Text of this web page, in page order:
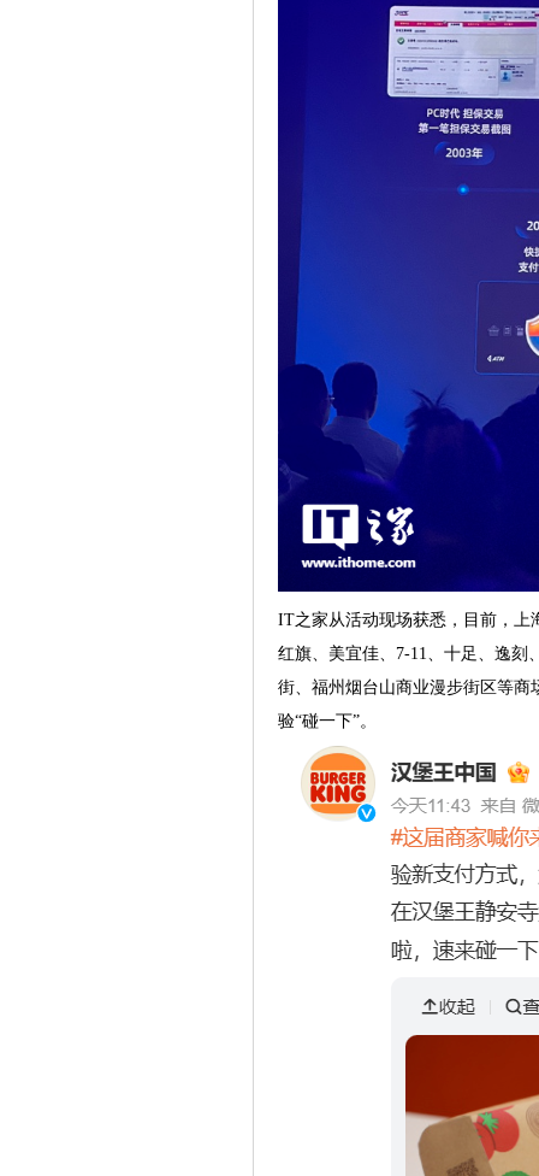
IT之家从活动现场获悉，目前，上
红旗、美宜佳、7-11、十足、逸刻
街、福州烟台山商业漫步街区等
验“碰一下”。